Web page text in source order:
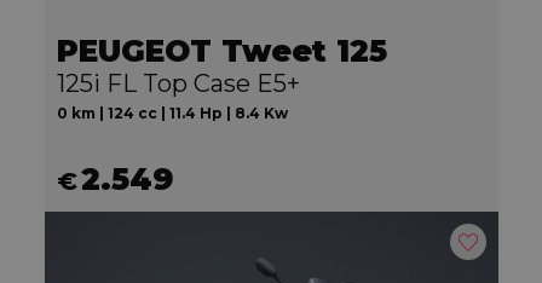
PEUGEOT Tweet 125
125i FL Top Case E5+
0 km | 124 cc | 11.4 Hp | 8.4 Kw
€2.549